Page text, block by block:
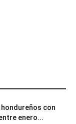
con
enero...